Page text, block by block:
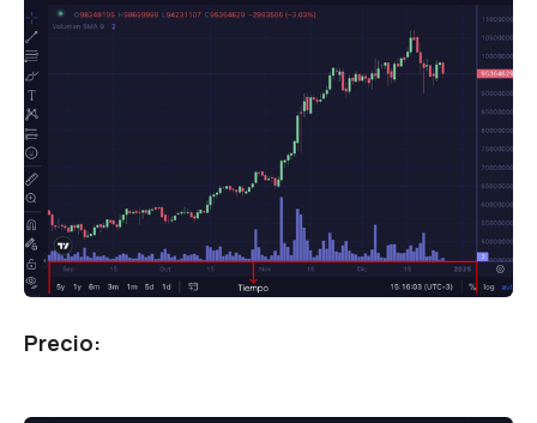
Precio: